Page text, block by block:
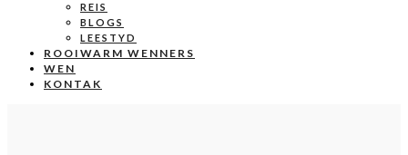
REIS
BLOGS
LEESTYD
ROOIWARM WENNERS
WEN
KONTAK